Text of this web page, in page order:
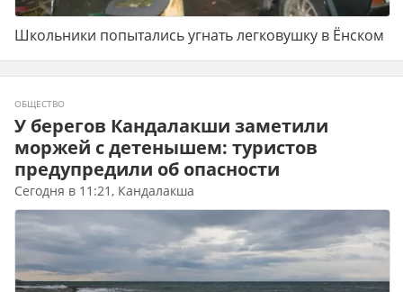
Школьники попытались угнать легковушку в Ёнском
ОБЩЕСТВО
У берегов Кандалакши заметили
моржей с детенышем: туристов
предупредили об опасности
Сегодня в 11:21, Кандалакша